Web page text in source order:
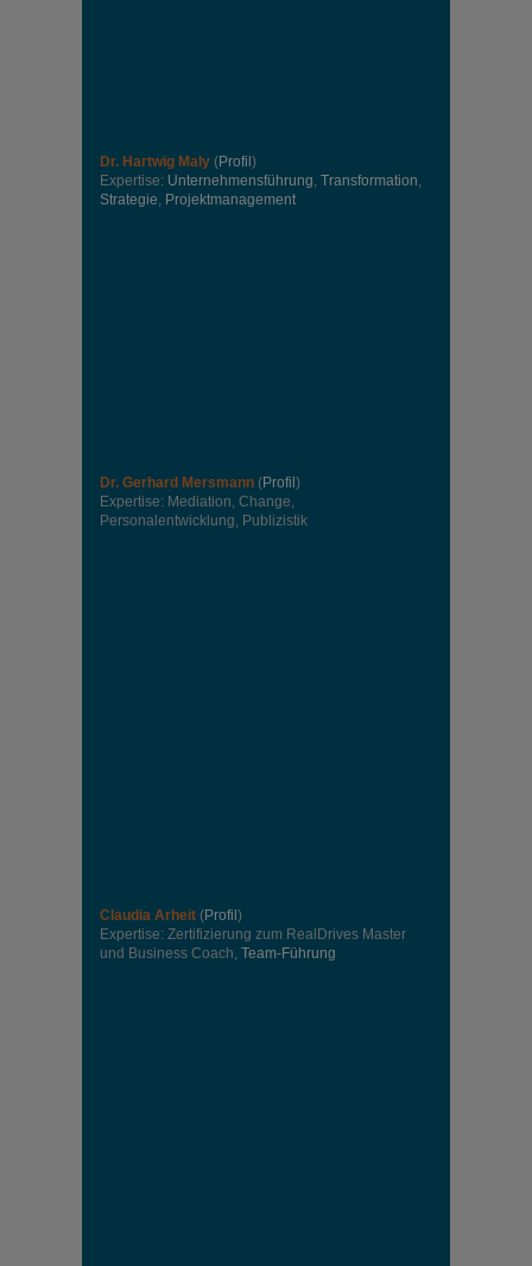
Dr. Hartwig Maly (Profil )
Expertise: Unternehmensführung, Transformation,
Strategie, Projektmanagement
Dr. Gerhard Mersmann (Profil )
Expertise: Mediation, Change,
Personalentwicklung, Publizistik
Claudia Arheit (Profil )
Expertise: Zertifizierung zum RealDrives Master
und Business Coach, Team-Führung